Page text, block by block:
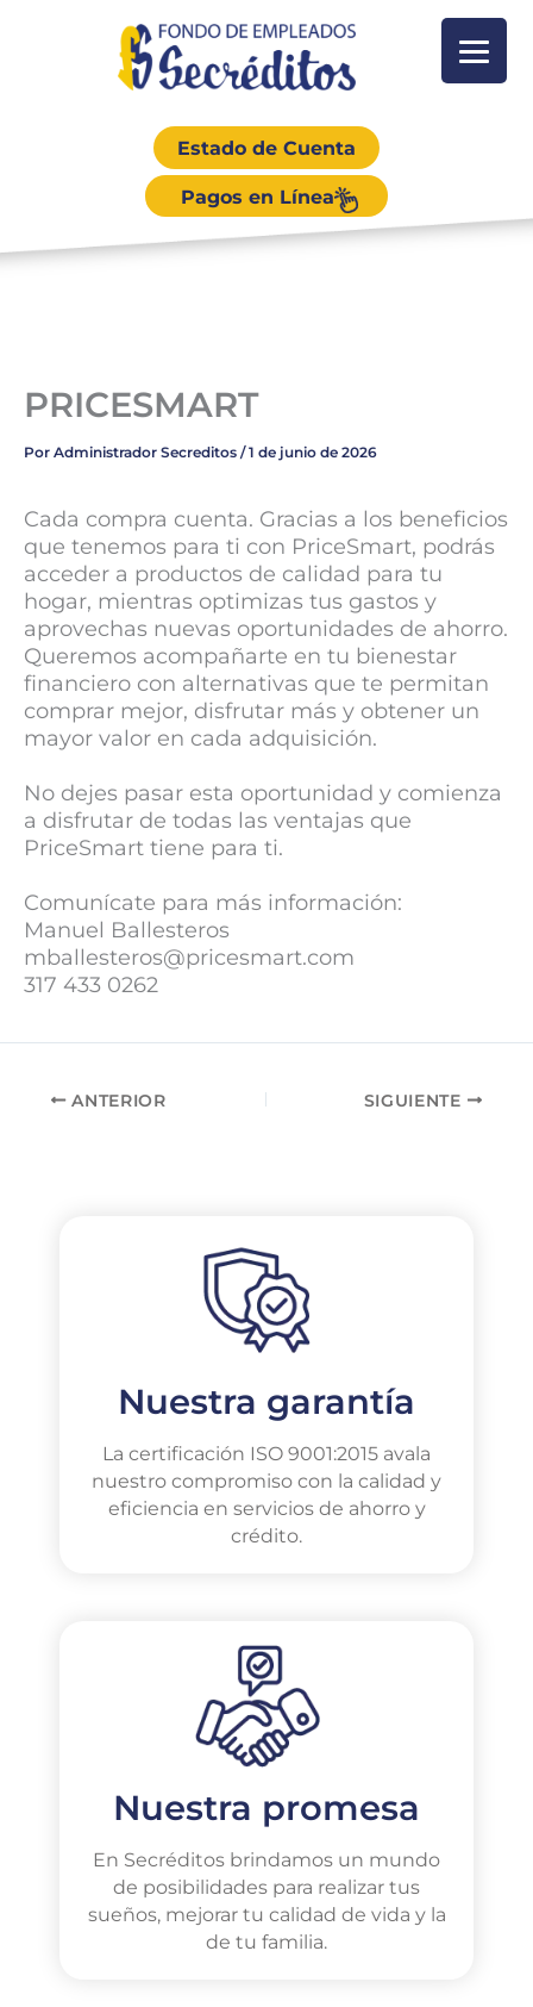
Estado de Cuenta
Pagos en Línea
PRICESMART
Por Administrador Secreditos /1 de junio de 2026
Cada compra cuenta. Gracias a los beneficios
que tenemos para ti con PriceSmart, podrás
acceder a productos de calidad para tu
hogar, mientras optimizas tus gastos y
aprovechas nuevas oportunidades de ahorro.
Queremos acompañarte en tu bienestar
financiero con alternativas que te permitan
comprar mejor, disfrutar más y obtener un
mayor valor en cada adquisición.
No dejes pasar esta oportunidad y comienza
a disfrutar de todas las ventajas que
PriceSmart tiene para ti.
Comunícate para más información:
Manuel Ballesteros
mballesteros@pricesmart.com
317 433 0262
ANTERIOR SIGUIENTE
Nuestra garantía
La certificación ISO 9001:2015 avala
nuestro compromiso con la calidad y
eficiencia en servicios de ahorro y
crédito.
Nuestra promesa
En Secréditos brindamos un mundo
de posibilidades para realizar tus
sueños, mejorar tu calidad de vida y la
de tu familia.